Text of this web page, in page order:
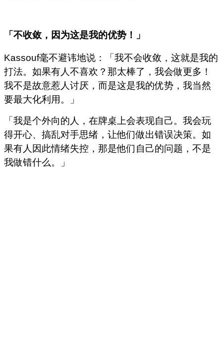
「不收敛，因为这是我的优势！」
Kassouf毫不避讳地说：「我不会收敛，这就是我的
打法。如果有人不喜欢？那太棒了，我会做更多！
我不是故意惹人讨厌，而是这是我的优势，我当然
要最大化利用。」
「我是个外向的人，在牌桌上会表现自己。我会玩
得开心、搞乱对手思绪，让他们做出错误决策。如
果有人因此情绪失控，那是他们自己的问题，不是
我做错什么。」